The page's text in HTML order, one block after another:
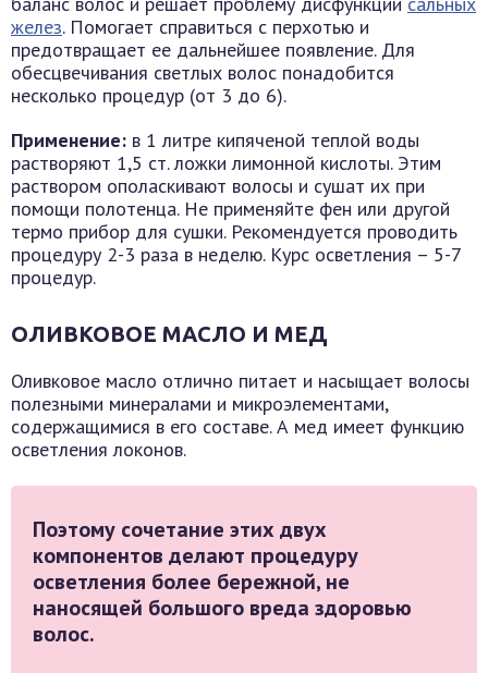
желез. Помогает справиться с перхотью и
предотвращает ее дальнейшее появление. Для
обесцвечивания светлых волос понадобится
несколько процедур (от 3 до 6).
Применение: в 1 литре кипяченой теплой воды
растворяют 1,5 ст. ложки лимонной кислоты. Этим
раствором ополаскивают волосы и сушат их при
помощи полотенца. Не применяйте фен или другой
термо прибор для сушки. Рекомендуется проводить
процедуру 2-3 раза в неделю. Курс осветления – 5-7
процедур.
ОЛИВКОВОЕ МАСЛО И МЕД
Оливковое масло отлично питает и насыщает волосы
полезными минералами и микроэлементами,
содержащимися в его составе. А мед имеет функцию
осветления локонов.
Поэтому сочетание этих двух
компонентов делают процедуру
осветления более бережной, не
наносящей большого вреда здоровью
волос.